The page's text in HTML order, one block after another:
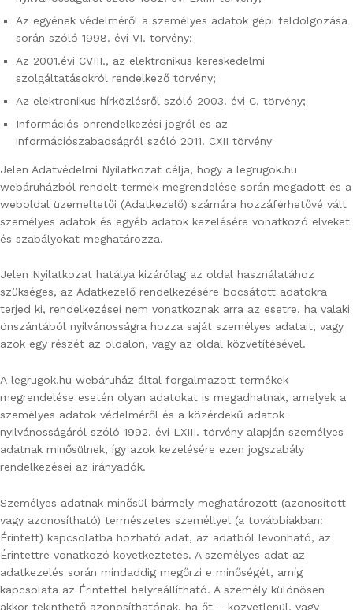
Az egyének védelméről a személyes adatok gépi feldolgozása
során szóló 1998. évi VI. törvény;
Az 2001.évi CVIII., az elektronikus kereskedelmi
szolgáltatásokról rendelkező törvény;
Az elektronikus hírközlésről szóló 2003. évi C. törvény;
Információs önrendelkezési jogról és az
információszabadságról szóló 2011. CXII törvény
Jelen Adatvédelmi Nyilatkozat célja, hogy a legrugok.hu
webáruházból rendelt termék megrendelése során megadott és a
weboldal üzemeltetői (Adatkezelő) számára hozzáférhetővé vált
személyes adatok és egyéb adatok kezelésére vonatkozó elveket
és szabályokat meghatározza.
Jelen Nyilatkozat hatálya kizárólag az oldal használatához
szükséges, az Adatkezelő rendelkezésére bocsátott adatokra
terjed ki, rendelkezései nem vonatkoznak arra az esetre, ha valaki
önszántából nyilvánosságra hozza saját személyes adatait, vagy
azok egy részét az oldalon, vagy az oldal közvetítésével.
A legrugok.hu webáruház által forgalmazott termékek
megrendelése esetén olyan adatokat is megadhatnak, amelyek a
személyes adatok védelméről és a közérdekű adatok
nyilvánosságáról szóló 1992. évi LXIII. törvény alapján személyes
adatnak minősülnek, így azok kezelésére ezen jogszabály
rendelkezései az irányadók.
Személyes adatnak minősül bármely meghatározott (azonosított
vagy azonosítható) természetes személlyel (a továbbiakban:
Érintett) kapcsolatba hozható adat, az adatból levonható, az
Érintettre vonatkozó következtetés. A személyes adat az
adatkezelés során mindaddig megőrzi e minőségét, amíg
kapcsolata az Érintettel helyreállítható. A személy különösen
akkor tekinthető azonosíthatónak, ha őt – közvetlenül, vagy